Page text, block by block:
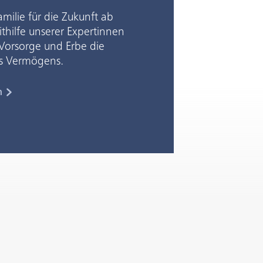
für die Zukunft ab
unserer Expertinnen
und Erbe die
Vermögens.